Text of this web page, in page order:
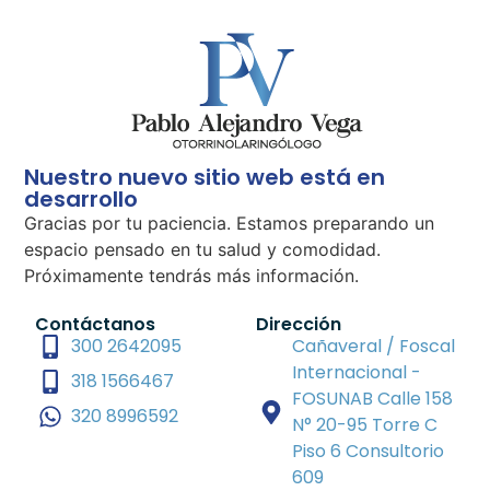
Nuestro nuevo sitio web está en
desarrollo
Gracias por tu paciencia. Estamos preparando un
espacio pensado en tu salud y comodidad.
Próximamente tendrás más información.
Contáctanos
300 2642095
318 1566467
320 8996592
Dirección
Cañaveral / Foscal
Internacional -
FOSUNAB Calle 158
N° 20-95 Torre C
Piso 6 Consultorio
609